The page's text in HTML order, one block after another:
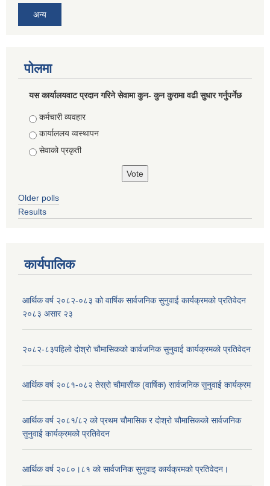
अन्य
पोलमा
यस कार्यालयवाट प्रदान गरिने सेवामा कुन- कुन कुरामा वढी सुधार गर्नुपर्नेछ
Choices
कर्मचारी व्यवहार
कार्याललय व्वस्थापन
सेवाको प्रकृती
Older polls
Results
कार्यपालिक
आर्थिक वर्ष २०८२-०८३ को वार्षिक सार्वजनिक सुनुवाई कार्यक्रमको प्रतिवेदन
२०८३ असार २३
२०८२-८३पहिलो दोश्रो चौमासिकको कार्वजनिक सुनुवाई कार्यक्रमको प्रतिवेदन
आर्थिक वर्ष २०८१-०८२ तेस्रो चौमासीक (वार्षिक) सार्वजनिक सुनुवाई कार्यक्रम
आर्थिक वर्ष २०८१/८२ को प्रथम चौमासिक र दोश्रो चौमासिकको सार्वजनिक
सुनुवाई कार्यक्रमको प्रतिवेदन
आर्थिक वर्ष २०८०।८१ को सार्वजनिक सुनुवाइ कार्यक्रमको प्रतिवेदन।